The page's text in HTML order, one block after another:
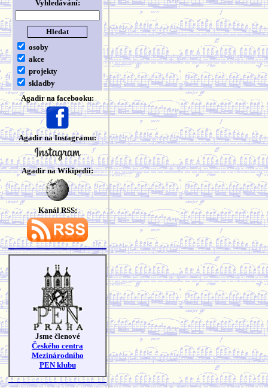
Vyhledávání:
osoby
akce
projekty
skladby
Agadir na facebooku:
Agadir na Instagramu:
Agadir na Wikipedii:
Kanál RSS:
Jsme členové
Českého centra
Mezinárodního
PEN klubu